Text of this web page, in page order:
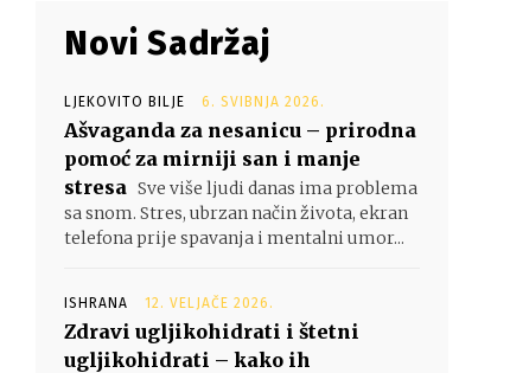
Novi Sadržaj
LJEKOVITO BILJE 6. SVIBNJA 2026.
Ašvaganda za nesanicu – prirodna
pomoć za mirniji san i manje
stresa Sve više ljudi danas ima problema
sa snom. Stres, ubrzan način života, ekran
telefona prije spavanja i mentalni umor...
ISHRANA 12. VELJAČE 2026.
Zdravi ugljikohidrati i štetni
ugljikohidrati – kako ih